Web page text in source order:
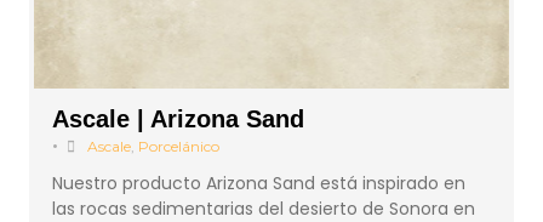
Ascale | Arizona Sand
• Ascale, Porcelánico
Nuestro producto Arizona Sand está inspirado en
las rocas sedimentarias del desierto de Sonora en